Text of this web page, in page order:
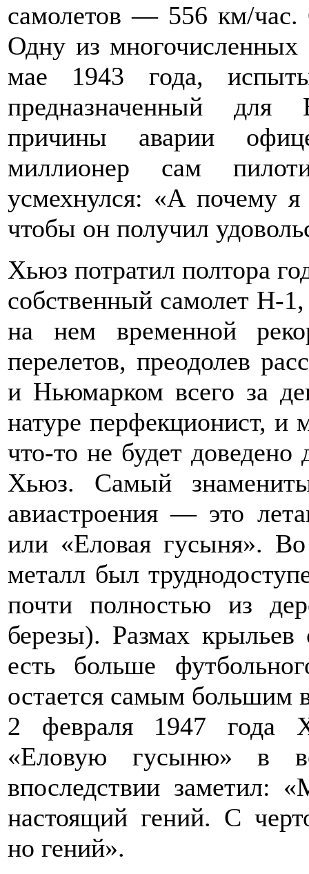
самолетов — 556 км/час.
Одну из
мае 1943 года,
предназначенный для
причины аварии
миллионер сам
усмехнулся: «А почему
чтобы он получил
Хьюз потратил полтора
собственный самолет Н-
на нем временной
перелетов, преодолев
и Ньюмарком всего за
натуре перфекционист, и
что-то не будет
Хьюз. Самый
авиастроения — это
или «Еловая гусыня».
металл был
почти полностью из
березы). Размах
есть больше
остается самым большим
2 февраля 1947 года
«Еловую гусыню» в
впоследствии заметил:
настоящий гений. С
но гений».